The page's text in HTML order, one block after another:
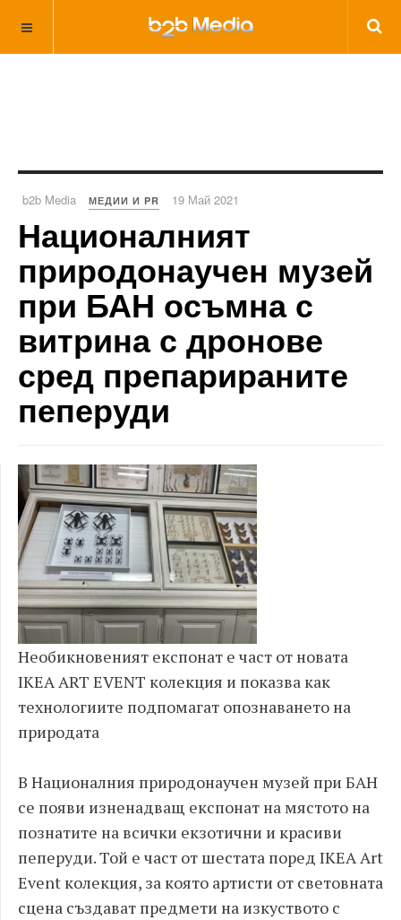
b2b Media МЕДИИ И PR 19 Май 2021
Националният
природонаучен музей
при БАН осъмна с
витрина с дронове
сред препарираните
пеперуди
Необикновеният експонат е част от новата
IKEA ART EVENT колекция и показва как
технологиите подпомагат опознаването на
природата
В Националния природонаучен музей при БАН
се появи изненадващ експонат на мястото на
познатите на всички екзотични и красиви
пеперуди. Той е част от шестата поред IKEA Art
Event колекция, за която артисти от световната
сцена създават предмети на изкуството с